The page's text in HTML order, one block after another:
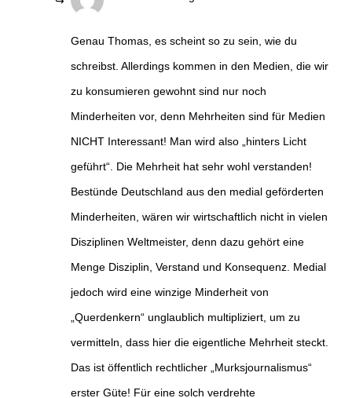
Genau Thomas, es scheint so zu sein, wie du
schreibst. Allerdings kommen in den Medien, die wir
zu konsumieren gewohnt sind nur noch
Minderheiten vor, denn Mehrheiten sind für Medien
NICHT Interessant! Man wird also „hinters Licht
geführt“. Die Mehrheit hat sehr wohl verstanden!
Bestünde Deutschland aus den medial geförderten
Minderheiten, wären wir wirtschaftlich nicht in vielen
Disziplinen Weltmeister, denn dazu gehört eine
Menge Disziplin, Verstand und Konsequenz. Medial
jedoch wird eine winzige Minderheit von
„Querdenkern“ unglaublich multipliziert, um zu
vermitteln, dass hier die eigentliche Mehrheit steckt.
Das ist öffentlich rechtlicher „Murksjournalismus“
erster Güte! Für eine solch verdrehte